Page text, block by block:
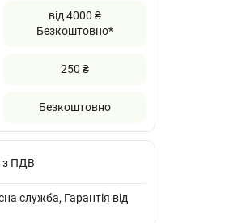
від 4000 ₴
Безкоштовно*
250 ₴
Безкоштовно
з ПДВ
служба, Гарантія від